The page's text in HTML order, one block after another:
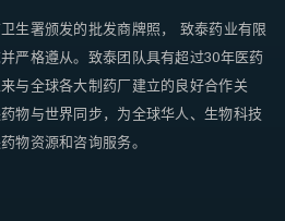
生署颁发的批发商牌照， 致泰药业有限
严格遵从。致泰团队具有超过30年医药
与全球各大制药厂建立的良好合作关
物与世界同步，为全球华人、生物科技
物资源和咨询服务。